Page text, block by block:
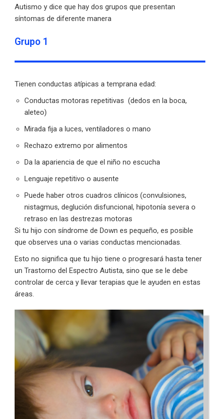
Autismo y dice que hay dos grupos que presentan
síntomas de diferente manera
Grupo 1
Tienen conductas atípicas a temprana edad:
Conductas motoras repetitivas (dedos en la boca,
aleteo)
Mirada fija a luces, ventiladores o mano
Rechazo extremo por alimentos
Da la apariencia de que el niño no escucha
Lenguaje repetitivo o ausente
Puede haber otros cuadros clínicos (convulsiones,
nistagmus, deglución disfuncional, hipotonía severa o
retraso en las destrezas motoras
Si tu hijo con síndrome de Down es pequeño, es posible
que observes una o varias conductas mencionadas.
Esto no significa que tu hijo tiene o progresará hasta tener
un Trastorno del Espectro Autista, sino que se le debe
controlar de cerca y llevar terapias que le ayuden en estas
áreas.